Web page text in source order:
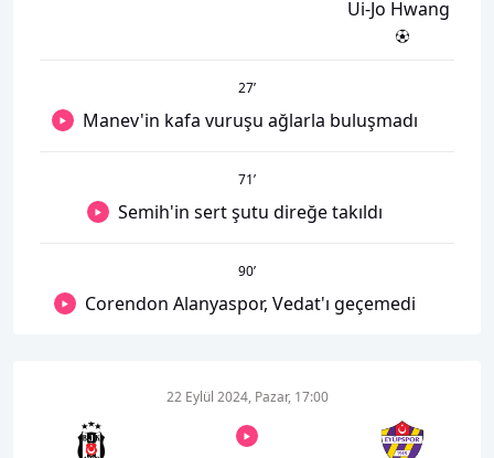
Ui-Jo Hwang
27’
Manev'in kafa vuruşu ağlarla buluşmadı
71’
Semih'in sert şutu direğe takıldı
90’
Corendon Alanyaspor, Vedat'ı geçemedi
22 Eylül 2024, Pazar, 17:00